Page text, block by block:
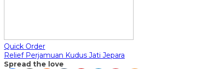
Quick Order
Relief Perjamuan Kudus Jati Jepara
Spread the love